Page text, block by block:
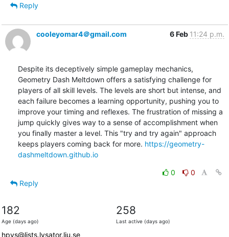
Reply
cooleyomar4＠gmail.com 6 Feb 11:24 p.m.
Despite its deceptively simple gameplay mechanics,
Geometry Dash Meltdown offers a satisfying challenge for
players of all skill levels. The levels are short but intense, and
each failure becomes a learning opportunity, pushing you to
improve your timing and reflexes. The frustration of missing a
jump quickly gives way to a sense of accomplishment when
you finally master a level. This "try and try again" approach
keeps players coming back for more. https://geometry-
dashmeltdown.github.io
0
0
Reply
182
Age (days ago)
258
Last active (days ago)
hpvs@lists.lysator.liu.se